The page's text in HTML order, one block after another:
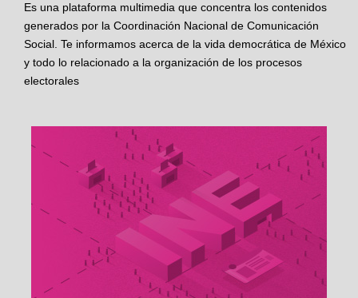
Es una plataforma multimedia que concentra los contenidos
generados por la Coordinación Nacional de Comunicación
Social. Te informamos acerca de la vida democrática de México
y todo lo relacionado a la organización de los procesos
electorales